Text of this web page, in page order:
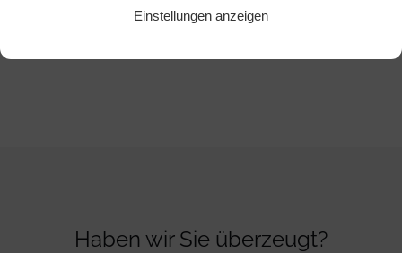
Einstellungen anzeigen
Haben wir Sie überzeugt?